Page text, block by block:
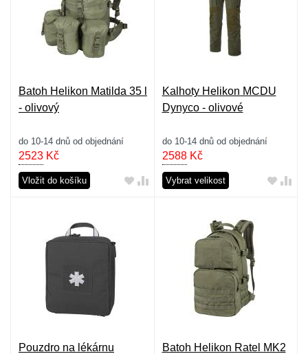
Batoh Helikon Matilda 35 l
- olivový
do 10-14 dnů od objednání
2523 Kč
Vložit do košíku
Kalhoty Helikon MCDU
Dynyco - olivové
do 10-14 dnů od objednání
2588Kč
Vybrat velikost
Pouzdro na lékárnu
Batoh Helikon Ratel MK2